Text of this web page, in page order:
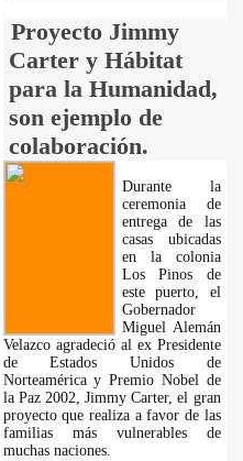
Proyecto Jimmy
Carter y Hábitat
para la Humanidad,
son ejemplo de
colaboración.
Durante la
ceremonia de
entrega de las
casas ubicadas
en la colonia
Los Pinos de
este puerto, el
Gobernador
Miguel Alemán
Velazco agradeció al ex Presidente
de Estados Unidos de
Norteamérica y Premio Nobel de
la Paz 2002, Jimmy Carter, el gran
proyecto que realiza a favor de las
familias más vulnerables de
muchas naciones.